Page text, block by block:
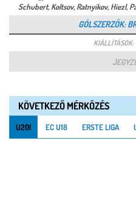
Schubert, Koltsov, Ratnyikov, Hiezl,
GÓLSZERZŐK:
KIÁLLÍTÁSOK:
KÖVETKEZŐ MÉRKŐZÉS
U20I EC U18 ERSTE LIGA